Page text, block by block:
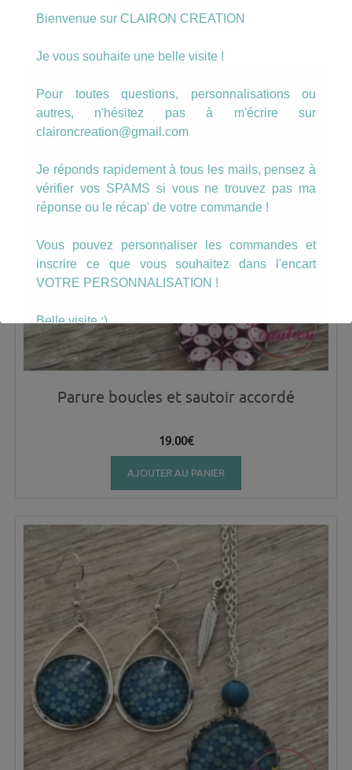
AJOUTER AU PANIER
Parure boucles et sautoir accordé
19.00€
AJOUTER AU PANIER
Bienvenue sur CLAIRON CREATION
Je vous souhaite une belle visite !
Pour toutes questions, personnalisations ou
autres, n'hésitez pas à m'écrire sur
claironcreation@gmail.com
Je réponds rapidement à tous les mails, pensez à
vérifier vos SPAMS si vous ne trouvez pas ma
réponse ou le récap' de votre commande !
Vous pouvez personnaliser les commandes et
inscrire ce que vous souhaitez dans l'encart
VOTRE PERSONNALISATION !
Belle visite :)